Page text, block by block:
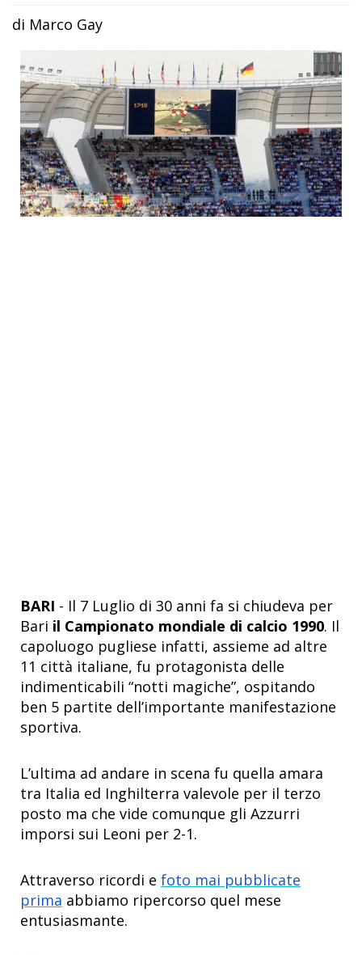
di Marco Gay
BARI - Il 7 Luglio di 30 anni fa si chiudeva per
Bari il Campionato mondiale di calcio 1990. Il
capoluogo pugliese infatti, assieme ad altre
11 città italiane, fu protagonista delle
indimenticabili “notti magiche”, ospitando
ben 5 partite dell’importante manifestazione
sportiva.
L’ultima ad andare in scena fu quella amara
tra Italia ed Inghilterra valevole per il terzo
posto ma che vide comunque gli Azzurri
imporsi sui Leoni per 2-1.
Attraverso ricordi e foto mai pubblicate
prima abbiamo ripercorso quel mese
entusiasmante.